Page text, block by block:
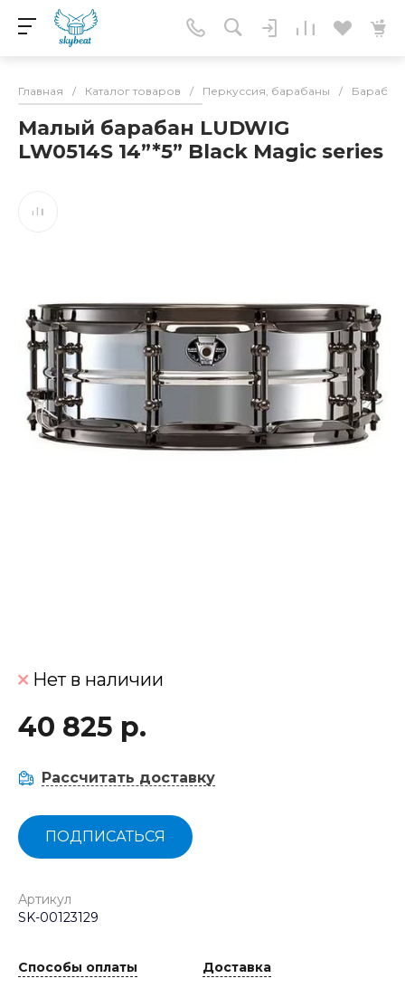
Главная / Каталог товаров / Перкуссия, барабаны /
Малый барабан LUDWIG
LW0514S 14”*5” Black Magic series
Нет в наличии
40 825 р.
Рассчитать доставку
ПОДПИСАТЬСЯ
Артикул
SK-00123129
Способы оплаты Доставка